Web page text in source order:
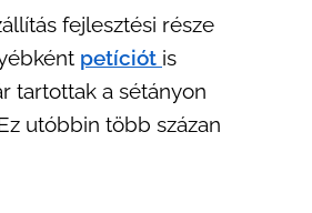
fejlesztési része
petíciót is
tartottak a sétányon
utóbbin több százan